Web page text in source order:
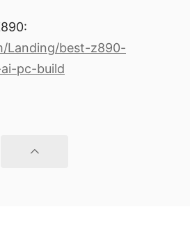
Landing/best-z890-
pc-build